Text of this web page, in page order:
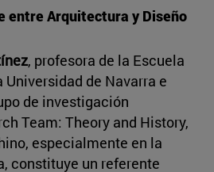
entre Arquitectura y Diseño
, profesora de la Escuela
de Navarra e
de investigación
Team: Theory and History,
especialmente en la
constituye un referente